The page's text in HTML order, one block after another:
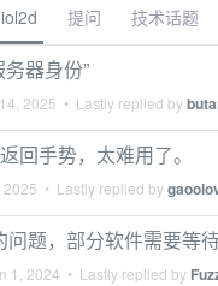
提问 技术话题
器身份”
2025 • Lastly replied by
回手势，太难用了。
2025 • Lastly replied by
题，部分软件需要等
1, 2024 • Lastly replied by